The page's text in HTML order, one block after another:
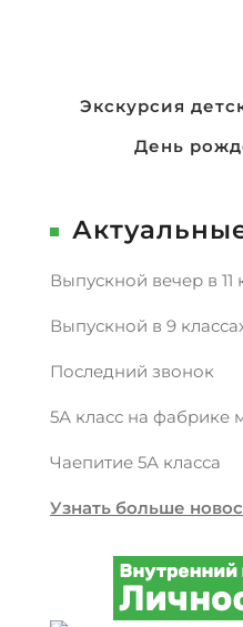
Навигация
Экскурсия
День
Выпускной вечер в 11
Выпускной в 9
Последний звонок
5А класс на фабрике
Чаепитие 5А класса
Узнать больше